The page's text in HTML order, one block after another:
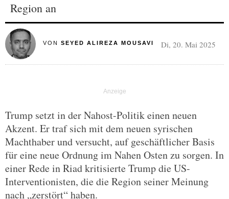
Region an
VON SEYED ALIREZA MOUSAVI Di, 20. Mai 2025
Trump setzt in der Nahost-Politik einen neuen
Akzent. Er traf sich mit dem neuen syrischen
Machthaber und versucht, auf geschäftlicher Basis
für eine neue Ordnung im Nahen Osten zu sorgen. In
einer Rede in Riad kritisierte Trump die US-
Interventionisten, die die Region seiner Meinung
nach „zerstört“ haben.